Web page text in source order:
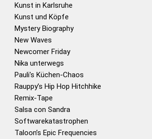
Kunst in Karlsruhe
Kunst und Köpfe
Mystery Biography
New Waves
Newcomer Friday
Nika unterwegs
Pauli's Küchen-Chaos
Rauppy’s Hip Hop Hitchhike
Remix-Tape
Salsa con Sandra
Softwarekatastrophen
Taloon’s Epic Frequencies